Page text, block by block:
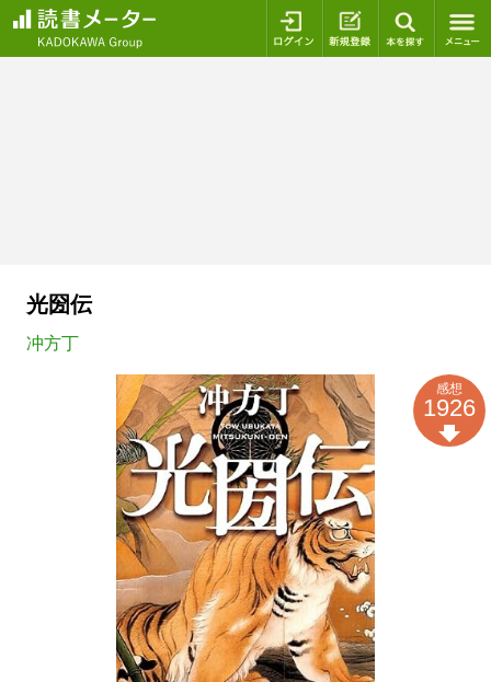
ログイン 新規登録
光圀伝
冲方丁
感想
1926